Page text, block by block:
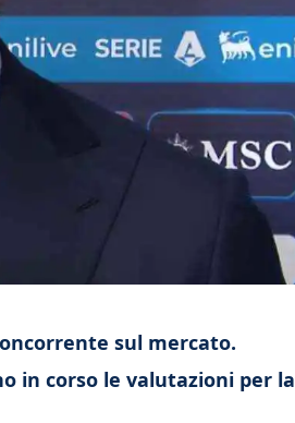
sul mercato.
in corso le valutazioni per la